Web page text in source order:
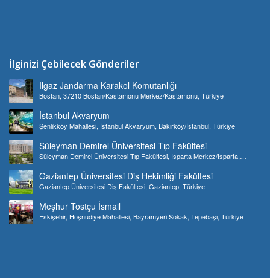
İlginizi Çebilecek Gönderiler
Ilgaz Jandarma Karakol Komutanlığı
Bostan, 37210 Bostan/Kastamonu Merkez/Kastamonu, Türkiye
İstanbul Akvaryum
Şenlikköy Mahallesi, İstanbul Akvaryum, Bakırköy/İstanbul, Türkiye
Süleyman Demirel Üniversitesi Tıp Fakültesi
Süleyman Demirel Üniversitesi Tıp Fakültesi, Isparta Merkez/Isparta,
Gaziantep Üniversitesi Diş Hekimliği Fakültesi
Gaziantep Üniversitesi Diş Fakültesi, Gaziantep, Türkiye
Meşhur Tostçu İsmail
Eskişehir, Hoşnudiye Mahallesi, Bayramyeri Sokak, Tepebaşı, Türkiye